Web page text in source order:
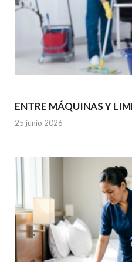
ENTRE MÁQUINAS Y
25 junio 2026